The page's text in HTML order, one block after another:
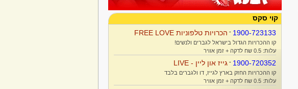
קוי סקס
1900-723133
- הכרויות טלפוניות FREE LOVE
קו ההכרויות הגדול בישראל לגברים ולנשים!
עלות: 0.5 שח לדקה + זמן אוויר
1900-720352
- גייז און ליין - LIVE
קו ההכרויות החזק בארץ לגייז, דו ולגברים בלבד
עלות: 0.5 שח לדקה + זמן אוויר